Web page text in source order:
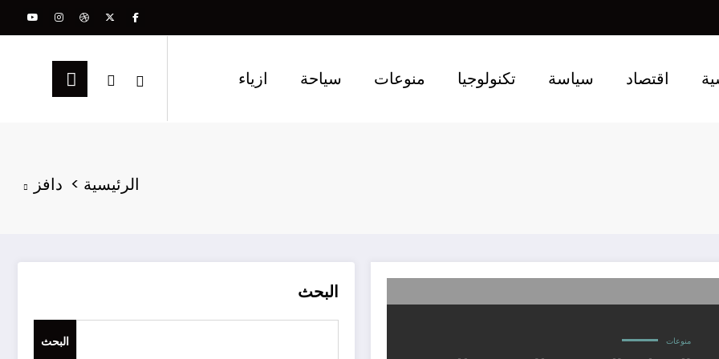
اقتصاد سياسة تكنولوجيا منوعات سياحة ازياء
الرئيسية دافز
منوعات
البحث
البحث